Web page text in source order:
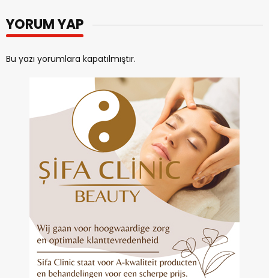
YORUM YAP
Bu yazı yorumlara kapatılmıştır.